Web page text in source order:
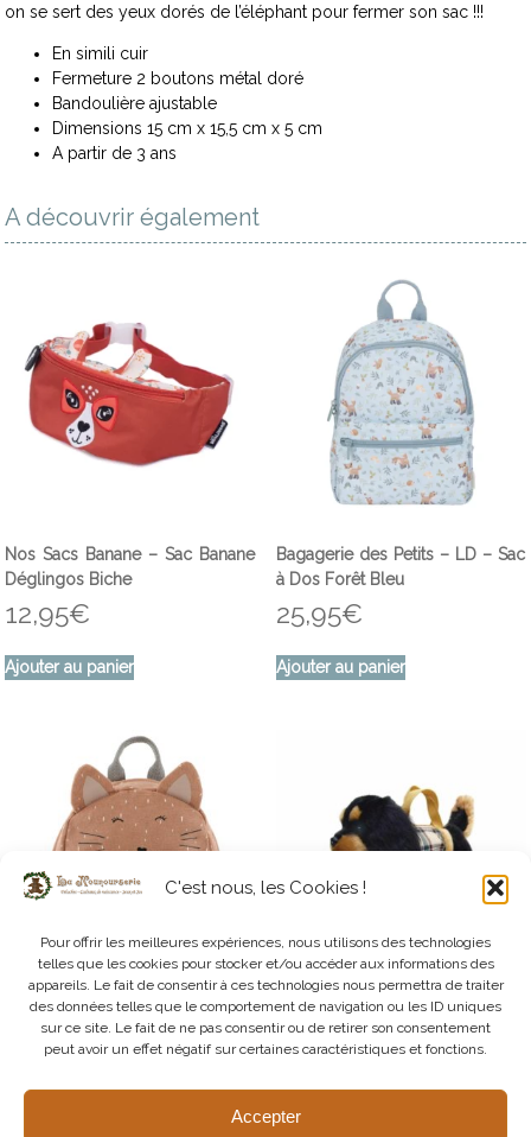
C'est nous, les Cookies !
Pour offrir les meilleures expériences, nous utilisons des technologies
telles que les cookies pour stocker et/ou accéder aux informations des
appareils. Le fait de consentir à ces technologies nous permettra de traiter
des données telles que le comportement de navigation ou les ID uniques
sur ce site. Le fait de ne pas consentir ou de retirer son consentement
peut avoir un effet négatif sur certaines caractéristiques et fonctions.
Accepter
on se sert des yeux dorés de l’éléphant pour fermer son sac !!!
En simili cuir
Fermeture 2 boutons métal doré
Bandoulière ajustable
Dimensions 15 cm x 15,5 cm x 5 cm
A partir de 3 ans
A découvrir également
Nos Sacs Banane – Sac Banane
Déglingos Biche
12,95€
Ajouter au panier
Bagagerie des Petits – LD – Sac
à Dos Forêt Bleu
25,95€
Ajouter au panier
Bagagerie Enfant – Sac à Dos
Mademoiselle Chat – Petit
39,95€
Sac à Main Chien – Cavalier King
Charles Noir et Feu